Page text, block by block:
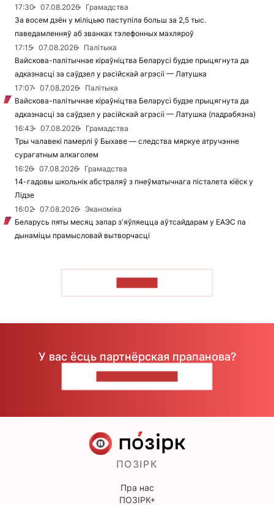
17:30
07.08.2026
Грамадства
За восем дзён у міліцыю паступіла больш за 2,5 тыс.
паведамленняў аб званках тэлефонных махляроў
17:15
07.08.2026
Палітыка
Вайскова-палітычнае кіраўніцтва Беларусі будзе прыцягнута да
адказнасці за саўдзел у расійскай агрэсіі — Латушка
17:07
07.08.2026
Палітыка
Вайскова-палітычнае кіраўніцтва Беларусі будзе прыцягнута да
адказнасці за саўдзел у расійскай агрэсіі — Латушка (падрабязна)
16:43
07.08.2026
Грамадства
Тры чалавекі памерлі ў Быхаве — следства мяркуе атручэнне
сурагатным алкаголем
16:26
07.08.2026
Грамадства
14-гадовы школьнік абстраляў з пнеўматычнага пісталета кіёск у
Лідзе
16:02
07.08.2026
Эканоміка
Беларусь пяты месяц запар з'яўляецца аўтсайдарам у ЕАЭС па
дынаміцы прамысловай вытворчасці
У вас ёсць партнёрская прапанова?
ПОЗІРК
Пра нас
ПОЗІРК+